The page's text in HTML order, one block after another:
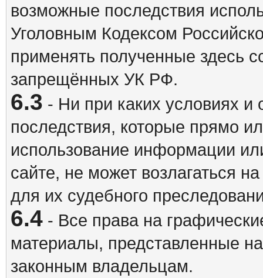
возможные последствия
Уголовным Кодексом
применять полученные здесь
запрещённых УК РФ.
6.3 - Ни при каких условиях и
последствия, которые прямо
использование информации
сайте, не может возлагаться
для их судебного
6.4- Все права на
материалы, представленные
законным владельцам.